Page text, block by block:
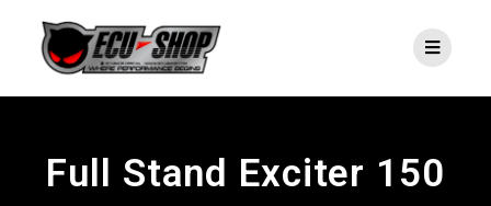
Full Stand Exciter 150